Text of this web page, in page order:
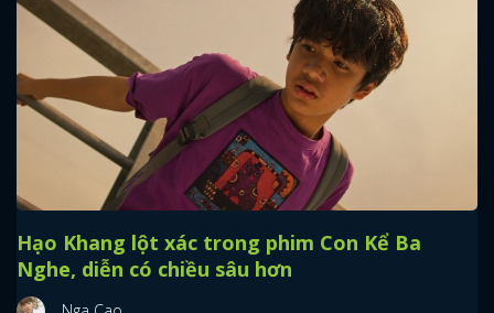
Hạo Khang lột xác trong phim Con Kể Ba
Nghe, diễn có chiều sâu hơn